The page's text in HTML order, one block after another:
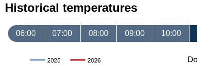
Historical temperatures
06:00 07:00 08:00 09:00 10:00